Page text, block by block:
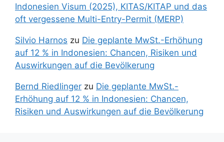
Indonesien Visum (2025), KITAS/KITAP und das
oft vergessene Multi-Entry-Permit (MERP)
Silvio Harnos zu Die geplante MwSt.-Erhöhung
auf 12 % in Indonesien: Chancen, Risiken und
Auswirkungen auf die Bevölkerung
Bernd Riedlinger zu Die geplante MwSt.-
Erhöhung auf 12 % in Indonesien: Chancen,
Risiken und Auswirkungen auf die Bevölkerung